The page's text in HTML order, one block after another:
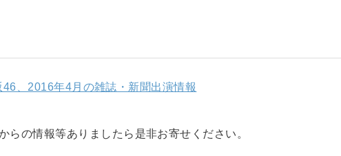
46、2016年4月の雑誌・新聞出演情報
らの情報等ありましたら是非お寄せください。